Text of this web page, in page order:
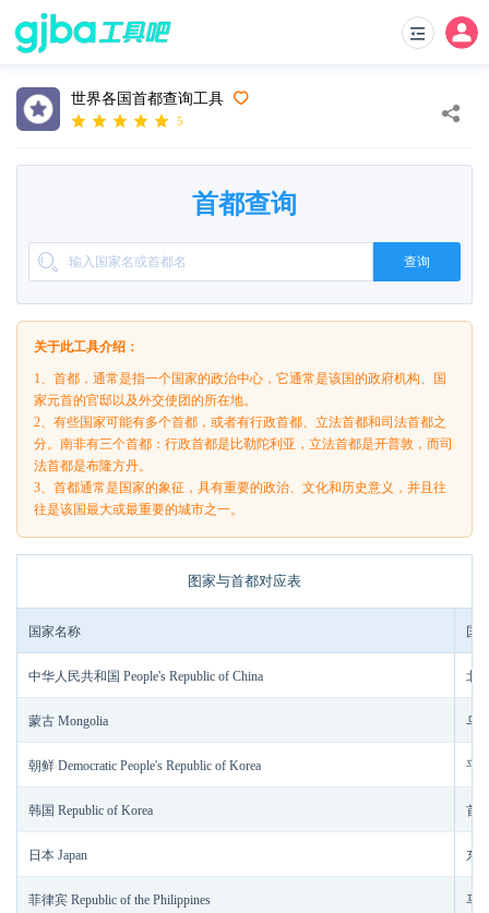
世界各国首都查询工具
5
首都查询
查询
关于此工具介绍：
1、首都，通常是指一个国家的政治中心，它通常是该国的政府机构、国
家元首的官邸以及外交使团的所在地。
2、有些国家可能有多个首都，或者有行政首都、立法首都和司法首都之
分。南非有三个首都：行政首都是比勒陀利亚，立法首都是开普敦，而司
法首都是布隆方丹。
3、首都通常是国家的象征，具有重要的政治、文化和历史意义，并且往
往是该国最大或最重要的城市之一。
图家与首都对应表
国家名称 国
中华人民共和国 People's Republic of China 北
蒙古 Mongolia 乌
朝鲜 Democratic People's Republic of Korea 平
韩国 Republic of Korea 首
日本 Japan 东
菲律宾 Republic of the Philippines 马